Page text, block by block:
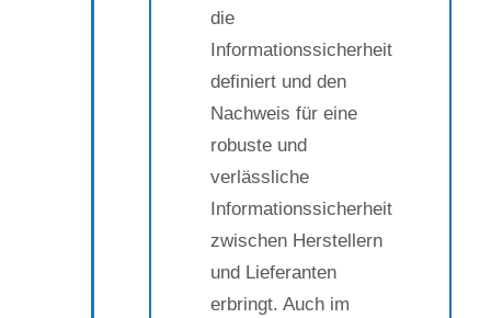
die
Informationssicherheit
definiert und den
Nachweis für eine
robuste und
verlässliche
Informationssicherheit
zwischen Herstellern
und Lieferanten
erbringt. Auch im